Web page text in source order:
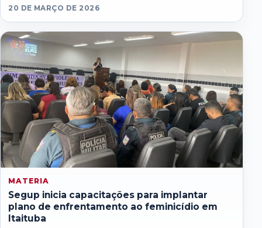
20 DE MARÇO DE 2026
MATERIA
Segup inicia capacitações para implantar
plano de enfrentamento ao feminicídio em
Itaituba